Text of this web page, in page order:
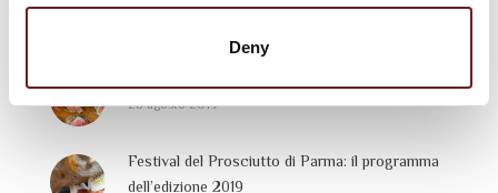
Deny
per “Finestre Aperte” a settembre
28 agosto 2019
Festival del Prosciutto di Parma: il programma
dell’edizione 2019